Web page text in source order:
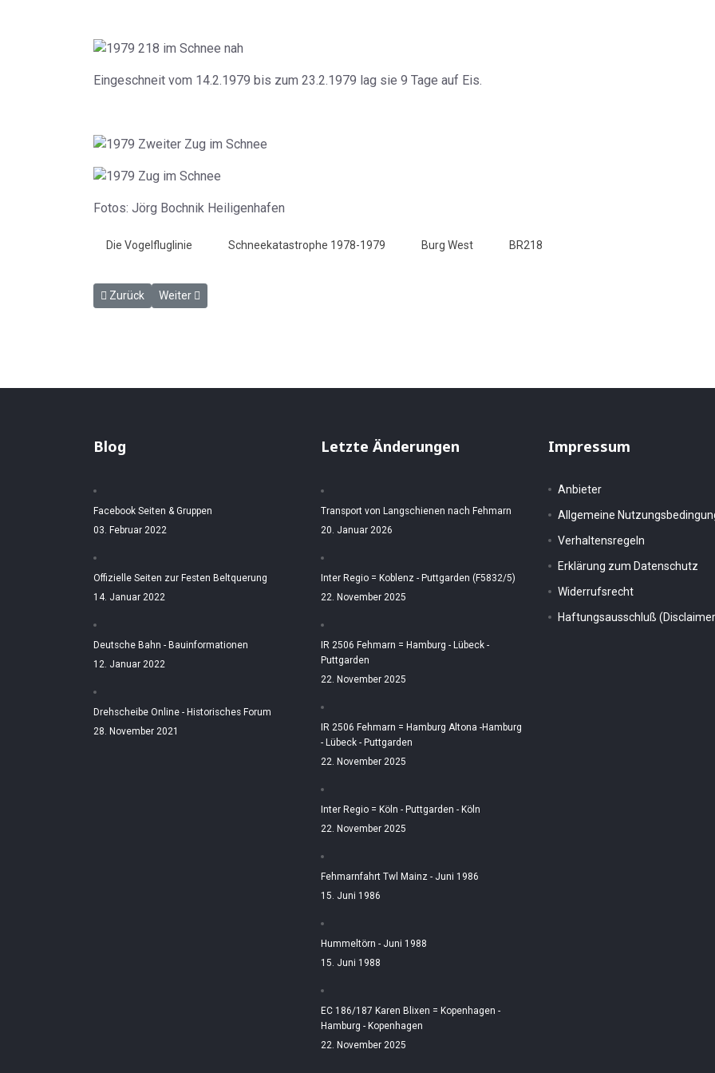
Eingeschneit vom 14.2.1979 bis zum 23.2.1979 lag sie 9 Tage auf Eis.
Fotos: Jörg Bochnik Heiligenhafen
Die Vogelfluglinie Schneekatastrophe 1978-1979 Burg West BR218
Vorheriger Beitrag: Burg West
Zurück Nächster Beitrag: Gleisbaustelle Burg West am 10.6.2010
Weiter
Blog
Facebook Seiten & Gruppen
03. Februar 2022
Offizielle Seiten zur Festen Beltquerung
14. Januar 2022
Deutsche Bahn - Bauinformationen
12. Januar 2022
Drehscheibe Online - Historisches Forum
28. November 2021
Letzte Änderungen
Transport von Langschienen nach Fehmarn
20. Januar 2026
Inter Regio = Koblenz - Puttgarden (F5832/5)
22. November 2025
IR 2506 Fehmarn = Hamburg - Lübeck -
Puttgarden
22. November 2025
IR 2506 Fehmarn = Hamburg Altona -Hamburg
- Lübeck - Puttgarden
22. November 2025
Inter Regio = Köln - Puttgarden - Köln
22. November 2025
Fehmarnfahrt Twl Mainz - Juni 1986
15. Juni 1986
Hummeltörn - Juni 1988
15. Juni 1988
EC 186/187 Karen Blixen = Kopenhagen -
Hamburg - Kopenhagen
22. November 2025
Impressum
Anbieter
Allgemeine
Verhaltensregeln
Erklärung zum Datenschutz
Widerrufsrecht
Haftungsausschluß